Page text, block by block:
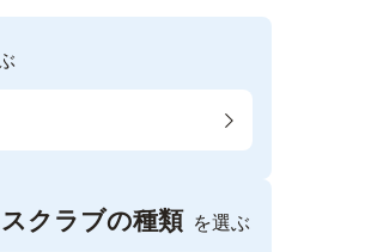
クラブの種類 を選ぶ